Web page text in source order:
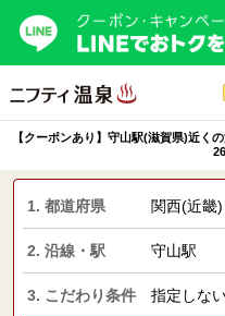
【クーポンあり】守山駅(滋賀県)近く
1. 都道府県 関西(近畿
2. 沿線・駅 守山駅
3. こだわり条件 指定しな